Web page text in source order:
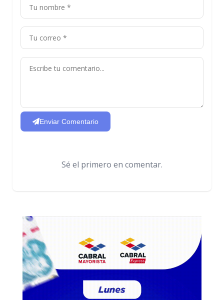
Enviar Comentario
Sé el primero en comentar.